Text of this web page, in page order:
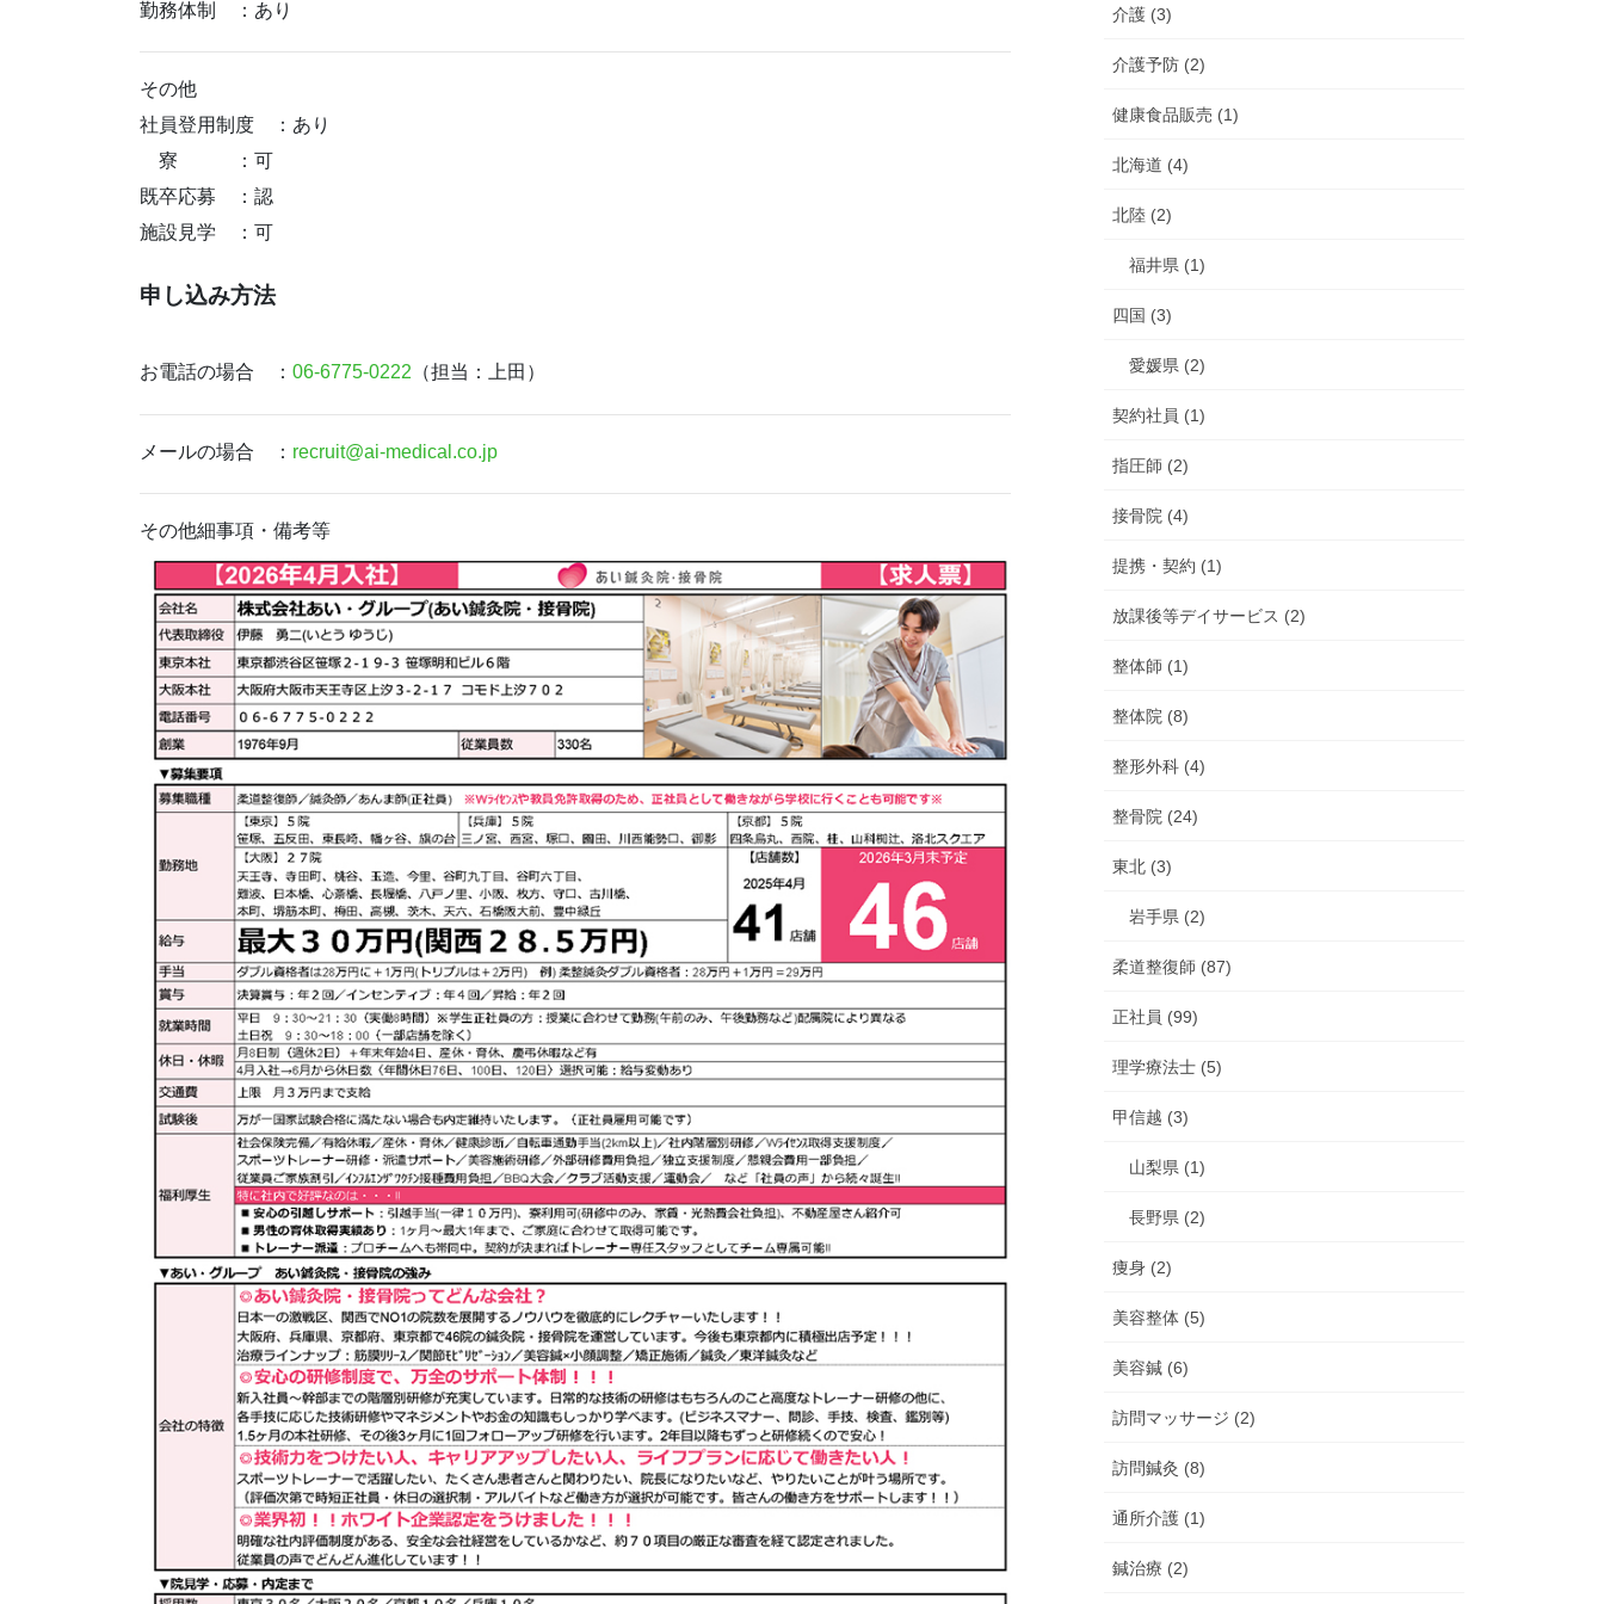
勤務体制 ：あり
その他
社員登用制度 ：あり
寮 ：可
既卒応募 ：認
施設見学 ：可
申し込み方法
お電話の場合 ： 06-6775-0222 （担当：上田）
メールの場合 ： recruit@ai-medical.co.jp
その他細事項・備考等
介護 (3)
介護予防 (2)
健康食品販売 (1)
北海道 (4)
北陸 (2)
福井県 (1)
四国 (3)
愛媛県 (2)
契約社員 (1)
指圧師 (2)
接骨院 (4)
提携・契約 (1)
放課後等デイサービス (2)
整体師 (1)
整体院 (8)
整形外科 (4)
整骨院 (24)
東北 (3)
岩手県 (2)
柔道整復師 (87)
正社員 (99)
理学療法士 (5)
甲信越 (3)
山梨県 (1)
長野県 (2)
痩身 (2)
美容整体 (5)
美容鍼 (6)
訪問マッサージ (2)
訪問鍼灸 (8)
通所介護 (1)
鍼治療 (2)